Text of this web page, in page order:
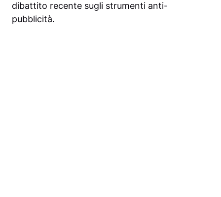
dibattito recente sugli strumenti anti-
pubblicità.